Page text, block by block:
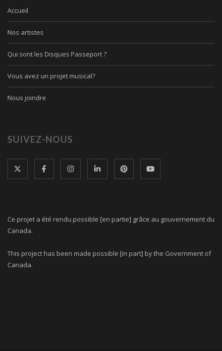
Accueil
Nos artistes
Qui sont les Disques Passeport ?
Vous avez un projet musical?
Nous joindre
SUIVEZ-NOUS
Ce projet a été rendu possible [en partie] grâce au gouvernement du
Canada.
This project has been made possible [in part] by the Government of
Canada.